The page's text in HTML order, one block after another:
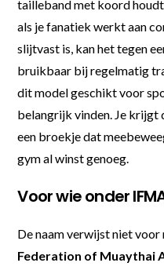
tailleband met koord
als je fanatiek werkt aan
slijtvast is, kan het tegen
bruikbaar bij regelmatig
dit model geschikt voor
belangrijk vinden. Je krijgt
een broekje dat
gym al winst genoeg.
Voor wie onder
De naam verwijst niet voor
Federation of Muaythai